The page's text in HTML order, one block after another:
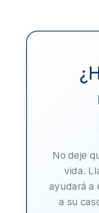
No deje
vida.
ayudará a
a su